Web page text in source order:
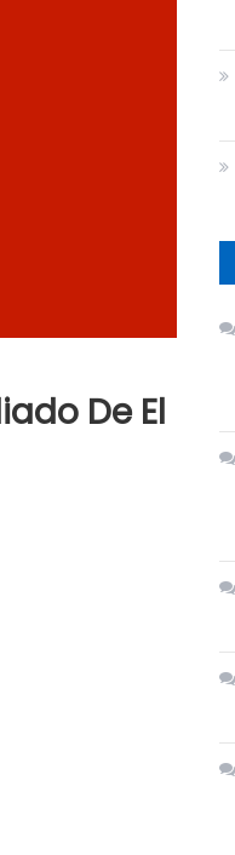
De El